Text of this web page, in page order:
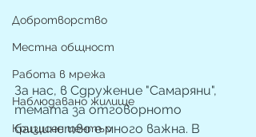
Добротворство
Местна общност
Работа в мрежа
Наблюдавано жилище
Кризисен център
За нас, в Сдружение "Самаряни",
темата за отговорното
бащинство е много важна. В